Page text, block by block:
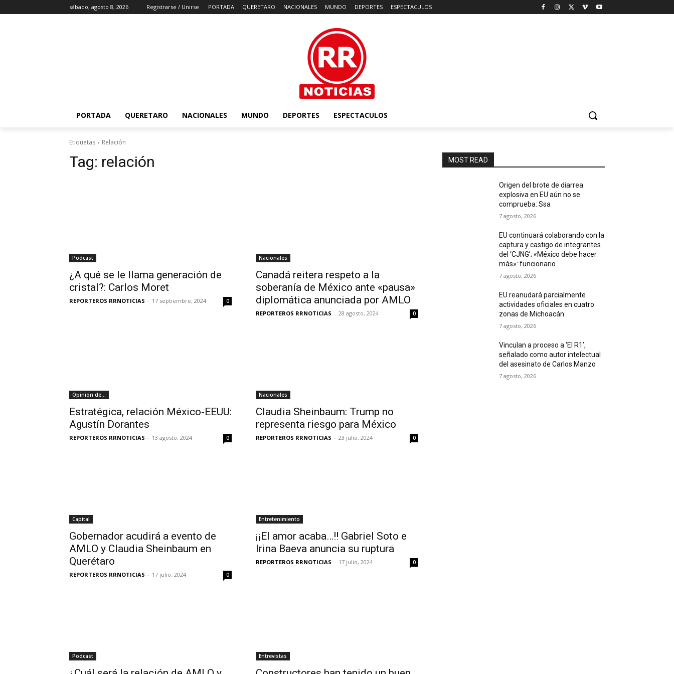
sábado, agosto 8, 2026 Registrarse / Unirse PORTADA QUERETARO NACIONALES MUNDO DEPORTES ESPECTACULOS
PORTADA QUERETARO NACIONALES MUNDO DEPORTES ESPECTACULOS
Etiquetas Relación
Tag: relación
Podcast
¿A qué se le llama generación de
cristal?: Carlos Moret
REPORTEROS RRNOTICIAS - 17 septiembre, 2024 0
Nacionales
Canadá reitera respeto a la
soberanía de México ante «pausa»
diplomática anunciada por AMLO
REPORTEROS RRNOTICIAS - 28 agosto, 2024 0
Opinión de...
Estratégica, relación México-EEUU:
Agustín Dorantes
REPORTEROS RRNOTICIAS - 13 agosto, 2024 0
Nacionales
Claudia Sheinbaum: Trump no
representa riesgo para México
REPORTEROS RRNOTICIAS - 23 julio, 2024 0
Capital
Gobernador acudirá a evento de
AMLO y Claudia Sheinbaum en
Querétaro
REPORTEROS RRNOTICIAS - 17 julio, 2024 0
Entretenimiento
¡¡El amor acaba…!! Gabriel Soto e
Irina Baeva anuncia su ruptura
REPORTEROS RRNOTICIAS - 17 julio, 2024 0
Podcast Entrevistas
MOST READ
Origen del brote de diarrea
explosiva en EU aún no se
comprueba: Ssa
7 agosto, 2026
EU continuará colaborando con la
captura y castigo de integrantes
del ‘CJNG’; «México debe hacer
más»: funcionario
7 agosto, 2026
EU reanudará parcialmente
actividades oficiales en cuatro
zonas de Michoacán
7 agosto, 2026
Vinculan a proceso a ‘El R1’,
señalado como autor intelectual
del asesinato de Carlos Manzo
7 agosto, 2026